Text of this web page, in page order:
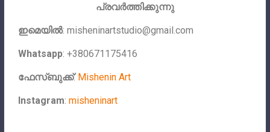
പ്രവർത്തിക്കുന്നു
ഇമെയിൽ: misheninartstudio@gmail.com
Whatsapp: +380671175416
ഫേസ്ബുക്ക്: Mishenin Art
Instagram: misheninart